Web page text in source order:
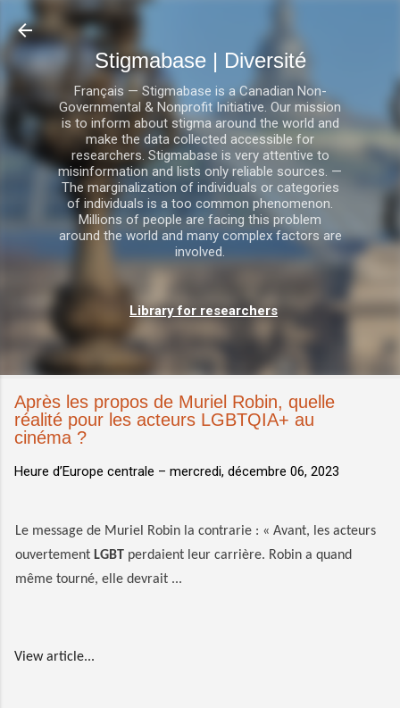
Stigmabase | Diversité
Français — Stigmabase is a Canadian Non-
Governmental & Nonprofit Initiative. Our mission
is to inform about stigma around the world and
make the data collected accessible for
researchers. Stigmabase is very attentive to
misinformation and lists only reliable sources. —
The marginalization of individuals or categories
of individuals is a too common phenomenon.
Millions of people are facing this problem
around the world and many complex factors are
involved.
Library for researchers
Après les propos de Muriel Robin, quelle
réalité pour les acteurs LGBTQIA+ au
cinéma ?
Heure d’Europe centrale – mercredi, décembre 06, 2023
Le message de Muriel Robin la contrarie : « Avant, les acteurs
ouvertement LGBT perdaient leur carrière. Robin a quand
même tourné, elle devrait ...
View article...